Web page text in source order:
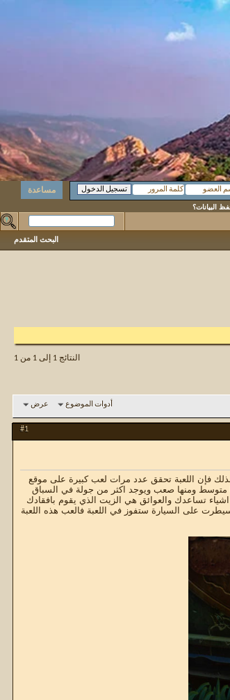
مساعدة
البيانات؟
البحث المتقدم
النتائج 1 إلى 1 من 1
أدوات الموضوع عرض
#1
فإن اللعبة تحقق عدد مرات لعب كبيرة على موقع
متوسط ومنها صعب ويوجد اكثر من جولة في السباق
تساعدك والعوائق هي الزيت الذي يقوم بافقادك
على السيارة ستفوز في اللعبة فالعب هذه اللعبة